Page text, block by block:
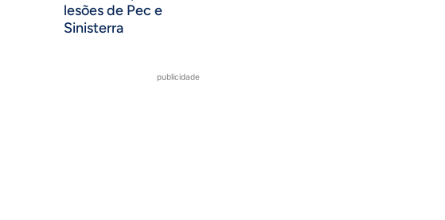
lesões de Pec e
Sinisterra
publicidade